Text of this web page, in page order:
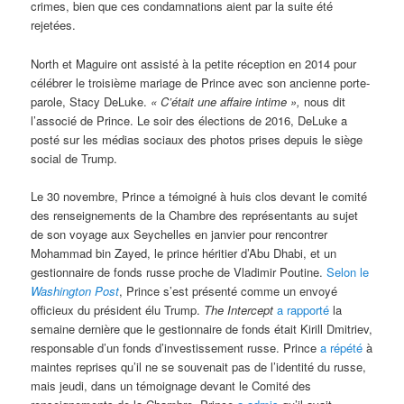
crimes, bien que ces condamnations aient par la suite été
rejetées.
North et Maguire ont assisté à la petite réception en 2014 pour
célébrer le troisième mariage de Prince avec son ancienne porte-
parole, Stacy DeLuke. « C’était une affaire intime », nous dit
l’associé de Prince. Le soir des élections de 2016, DeLuke a
posté sur les médias sociaux des photos prises depuis le siège
social de Trump.
Le 30 novembre, Prince a témoigné à huis clos devant le comité
des renseignements de la Chambre des représentants au sujet
de son voyage aux Seychelles en janvier pour rencontrer
Mohammad bin Zayed, le prince héritier d’Abu Dhabi, et un
gestionnaire de fonds russe proche de Vladimir Poutine.Selon le
Washington Post, Prince s’est présenté comme un envoyé
officieux du président élu Trump. The Intercept a rapporté la
semaine dernière que le gestionnaire de fonds était Kirill Dmitriev,
responsable d’un fonds d’investissement russe. Princea répété à
maintes reprises qu’il ne se souvenait pas de l’identité du russe,
mais jeudi, dans un témoignage devant le Comité des